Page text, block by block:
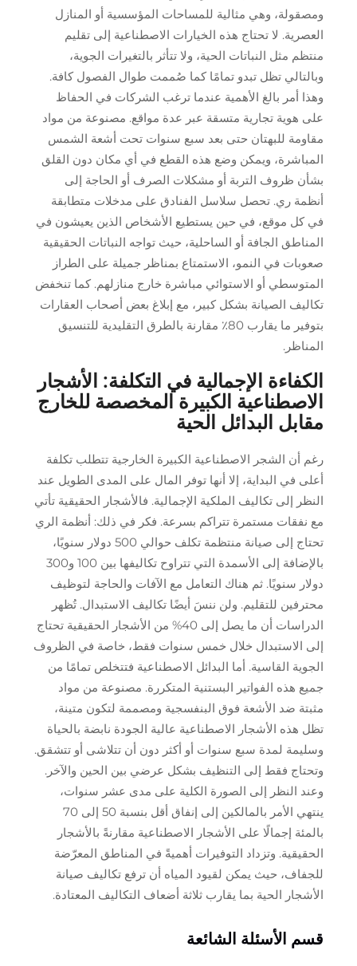
ومصقولة، وهي مثالية للمساحات المؤسسية أو المنازل
العصرية. لا تحتاج هذه الخيارات الاصطناعية إلى تقليم
منتظم مثل النباتات الحية، ولا تتأثر بالتغيرات الجوية،
وبالتالي تظل تبدو تمامًا كما صُممت طوال الفصول كافة.
وهذا أمر بالغ الأهمية عندما ترغب الشركات في الحفاظ
على هوية تجارية متسقة عبر عدة مواقع. مصنوعة من مواد
مقاومة للبهتان حتى بعد سبع سنوات تحت أشعة الشمس
المباشرة، ويمكن وضع هذه القطع في أي مكان دون القلق
بشأن ظروف التربة أو مشكلات الصرف أو الحاجة إلى
أنظمة ري. تحصل سلاسل الفنادق على مدخلات متطابقة
في كل موقع، في حين يستطيع الأشخاص الذين يعيشون في
المناطق الجافة أو الساحلية، حيث تواجه النباتات الحقيقية
صعوبات في النمو، الاستمتاع بمناظر جميلة على الطراز
المتوسطي أو الاستوائي مباشرة خارج منازلهم. كما تنخفض
تكاليف الصيانة بشكل كبير، مع إبلاغ بعض أصحاب العقارات
بتوفير ما يقارب 80٪ مقارنة بالطرق التقليدية للتنسيق
المناظر.
الكفاءة الإجمالية في التكلفة: الأشجار
الاصطناعية الكبيرة المخصصة للخارج
مقابل البدائل الحية
رغم أن الشجر الاصطناعية الكبيرة الخارجية تتطلب تكلفة
أعلى في البداية، إلا أنها توفر المال على المدى الطويل عند
النظر إلى تكاليف الملكية الإجمالية. فالأشجار الحقيقية تأتي
مع نفقات مستمرة تتراكم بسرعة. فكر في ذلك: أنظمة الري
تحتاج إلى صيانة منتظمة تكلف حوالي 500 دولار سنويًا،
بالإضافة إلى الأسمدة التي تتراوح تكاليفها بين 100 و300
دولار سنويًا. ثم هناك التعامل مع الآفات والحاجة لتوظيف
محترفين للتقليم. ولن ننسَ أيضًا تكاليف الاستبدال. تُظهر
الدراسات أن ما يصل إلى 40% من الأشجار الحقيقية تحتاج
إلى الاستبدال خلال خمس سنوات فقط، خاصة في الظروف
الجوية القاسية. أما البدائل الاصطناعية فتتخلص تمامًا من
جميع هذه الفواتير البستنية المتكررة. مصنوعة من مواد
مثبتة ضد الأشعة فوق البنفسجية ومصممة لتكون متينة،
تظل هذه الأشجار الاصطناعية عالية الجودة نابضة بالحياة
وسليمة لمدة سبع سنوات أو أكثر دون أن تتلاشى أو تتشقق.
وتحتاج فقط إلى التنظيف بشكل عرضي بين الحين والآخر.
وعند النظر إلى الصورة الكلية على مدى عشر سنوات،
ينتهي الأمر بالمالكين إلى إنفاق أقل بنسبة 50 إلى 70
بالمئة إجمالًا على الأشجار الاصطناعية مقارنةً بالأشجار
الحقيقية. وتزداد التوفيرات أهميةً في المناطق المعرّضة
للجفاف، حيث يمكن لقيود المياه أن ترفع تكاليف صيانة
الأشجار الحية بما يقارب ثلاثة أضعاف التكاليف المعتادة.
قسم الأسئلة الشائعة